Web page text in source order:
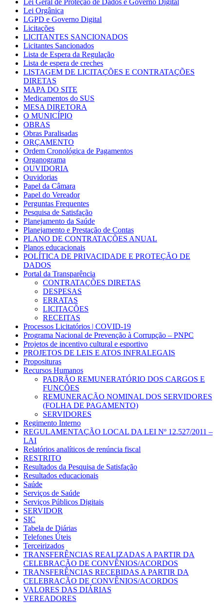
Lei Orgânica
LGPD e Governo Digital
Licitações
LICITANTES SANCIONADOS
Licitantes Sancionados
Lista de Espera da Regulação
Lista de espera de creches
LISTAGEM DE LICITAÇÕES E CONTRATAÇÕES
DIRETAS
MAPA DO SITE
Medicamentos do SUS
MESA DIRETORA
O MUNICÍPIO
OBRAS
Obras Paralisadas
ORÇAMENTO
Ordem Cronológica de Pagamentos
Organograma
OUVIDORIA
Ouvidorias
Papel da Câmara
Papel do Vereador
Perguntas Frequentes
Pesquisa de Satisfação
Planejamento da Saúde
Planejamento e Prestação de Contas
PLANO DE CONTRATAÇÕES ANUAL
Planos educacionais
POLÍTICA DE PRIVACIDADE E PROTEÇÃO DE
DADOS
Portal da Transparência
CONTRATAÇÕES DIRETAS
DESPESAS
ERRATAS
LICITAÇÕES
RECEITAS
Processos Licitatórios | COVID-19
Programa Nacional de Prevenção à Corrupção – PNPC
Projetos de incentivo cultural e esportivo
PROJETOS DE LEIS E ATOS INFRALEGAIS
Proposituras
Recursos Humanos
PADRÃO REMUNERATÓRIO DOS CARGOS E
FUNÇÕES
REMUNERAÇÃO NOMINAL DOS SERVIDORES
(FOLHA DE PAGAMENTO)
SERVIDORES
Regimento Interno
REGULAMENTAÇÃO LOCAL DA LEI Nº 12.527/2011 –
LAI
Relatórios analíticos de renúncia fiscal
RESTRITO
Resultados da Pesquisa de Satisfação
Resultados educacionais
Saúde
Serviços de Saúde
Serviços Públicos Digitais
SERVIDOR
SIC
Tabela de Diárias
Telefones Úteis
Terceirizados
TRANSFERÊNCIAS REALIZADAS A PARTIR DA
CELEBRAÇÃO DE CONVÊNIOS/ACORDOS
TRANSFERÊNCIAS RECEBIDAS A PARTIR DA
CELEBRAÇÃO DE CONVÊNIOS/ACORDOS
VALORES DAS DIÁRIAS
VEREADORES